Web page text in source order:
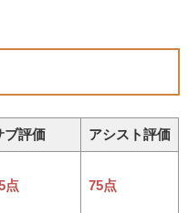
ブ評価 アシスト評価
点 75点